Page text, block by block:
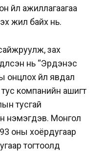
үйл ажиллагаагаа
жил байх нь.
зах
нь “Эрдэнэс
үйл явдал
компанийн ашигт
тусгай
нэмэгдэв. Монгол
оны хоёрдугаар
тогтоолд